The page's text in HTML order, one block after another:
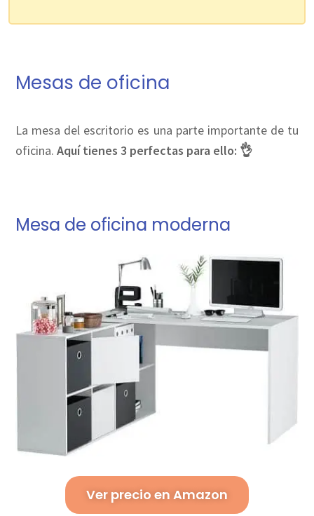
Mesas de oficina
La mesa del escritorio es una parte importante de tu
oficina. Aquí tienes 3 perfectas para ello: 👌
Mesa de oficina moderna
Ver precio en Amazon